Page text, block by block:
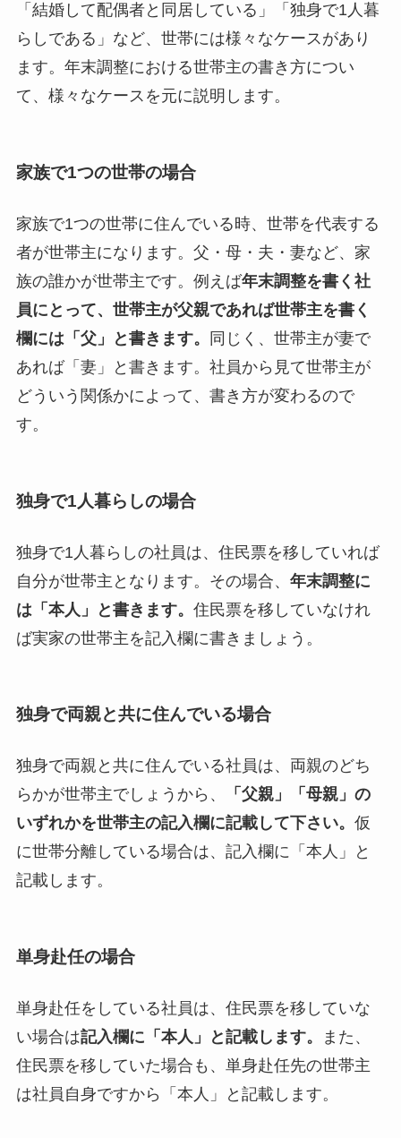
「結婚して配偶者と同居している」「独身で1人暮
らしである」など、世帯には様々なケースがあり
ます。年末調整における世帯主の書き方につい
て、様々なケースを元に説明します。
家族で1つの世帯の場合
家族で1つの世帯に住んでいる時、世帯を代表する
者が世帯主になります。父・母・夫・妻など、家
族の誰かが世帯主です。例えば年末調整を書く社
員にとって、世帯主が父親であれば世帯主を書く
欄には「父」と書きます。
同じく、世帯主が妻で
あれば「妻」と書きます。社員から見て世帯主が
どういう関係かによって、書き方が変わるので
す。
独身で1人暮らしの場合
独身で1人暮らしの社員は、住民票を移していれば
自分が世帯主となります。その場合、 年末調整に
は「本人」と書きます。 住民票を移していなけれ
ば実家の世帯主を記入欄に書きましょう。
独身で両親と共に住んでいる場合
独身で両親と共に住んでいる社員は、両親のどち
らかが世帯主でしょうから、
「父親」「母親」の
いずれかを世帯主の記入欄に記載して下さい。 仮
に世帯分離している場合は、記入欄に「本人」と
記載します。
単身赴任の場合
単身赴任をしている社員は、住民票を移していな
い場合は記入欄に「本人」と記載します。
また、
住民票を移していた場合も、単身赴任先の世帯主
は社員自身ですから「本人」と記載します。